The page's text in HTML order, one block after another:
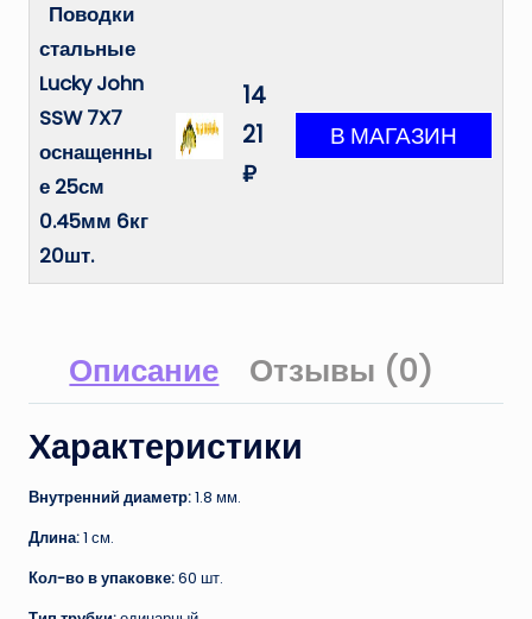
Поводки
стальные
Lucky John
SSW 7X7
оснащенны
е 25см
0.45мм 6кг
20шт.
14
21
₽
Описание Отзывы (0)
Характеристики
Внутренний диаметр:1.8 мм.
Длина:1 см.
Кол-во в упаковке:60 шт.